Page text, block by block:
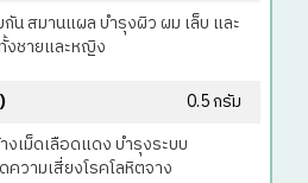
น สมานแผล บำรุงผิว ผม เล็บ และ
งชายและหญิง
0.5 กรัม
งเม็ดเลือดแดง บำรุงระบบ
วามเสี่ยงโรคโลหิตจาง